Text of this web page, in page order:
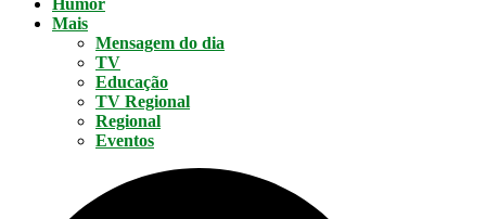
Humor
Mais
Mensagem do dia
TV
Educação
TV Regional
Regional
Eventos